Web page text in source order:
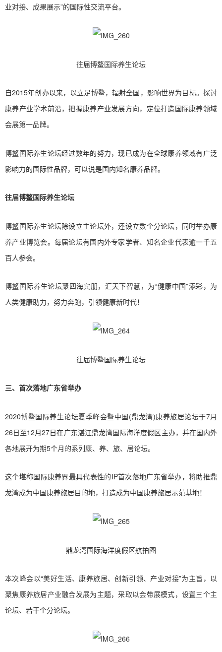
业对接、成果展示”的国际性交流平台。
往届博鳌国际养生论坛
自2015年创办以来，以立足博鳌，辐射全国，影响世界为目标。探讨
康养产业学术前沿，把握康养产业发展方向，定位打造国际康养领域
会展第一品牌。
博鳌国际养生论坛经过数年的努力，现已成为在全球康养领域有广泛
影响力的国际性品牌，可以说是国内知名康养品牌。
往届博鳌国际养生论坛
博鳌国际养生论坛除设立主论坛外，还设立数个分论坛，同时举办康
养产业博览会。每届论坛有国内外专家学者、知名企业代表逾一千五
百人参会。
博鳌国际养生论坛聚四海宾朋，汇天下智慧，为“健康中国”添彩，为
人类健康助力，努力奔跑，引领健康新时代！
往届博鳌国际养生论坛
三、首次落地广东省举办
2020博鳌国际养生论坛夏季峰会暨中国(鼎龙湾)康养旅居论坛于7月
26日至12月27日在广东湛江鼎龙湾国际海洋度假区主办，并在国内外
各地展开为期5个月的系列康、养、旅、居论坛。
这个堪称国际康养界最具代表性的IP首次落地广东省举办，将助推鼎
龙湾成为中国康养旅居目的地，打造成为中国康养旅居示范基地！
鼎龙湾国际海洋度假区航拍图
本次峰会以“美好生活、康养旅居、创新引领、产业对接”为主旨，以
聚焦康养旅居产业融合发展为主题，采取以会带展模式，设置三个主
论坛、若干个分论坛。